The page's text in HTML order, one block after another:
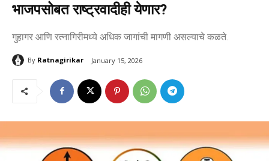
भाजपसोबत राष्ट्रवादीही येणार?
गुहागर आणि रत्नागिरीमध्ये अधिक जागांची मागणी असल्याचे कळते.
By Ratnagirikar January 15, 2026